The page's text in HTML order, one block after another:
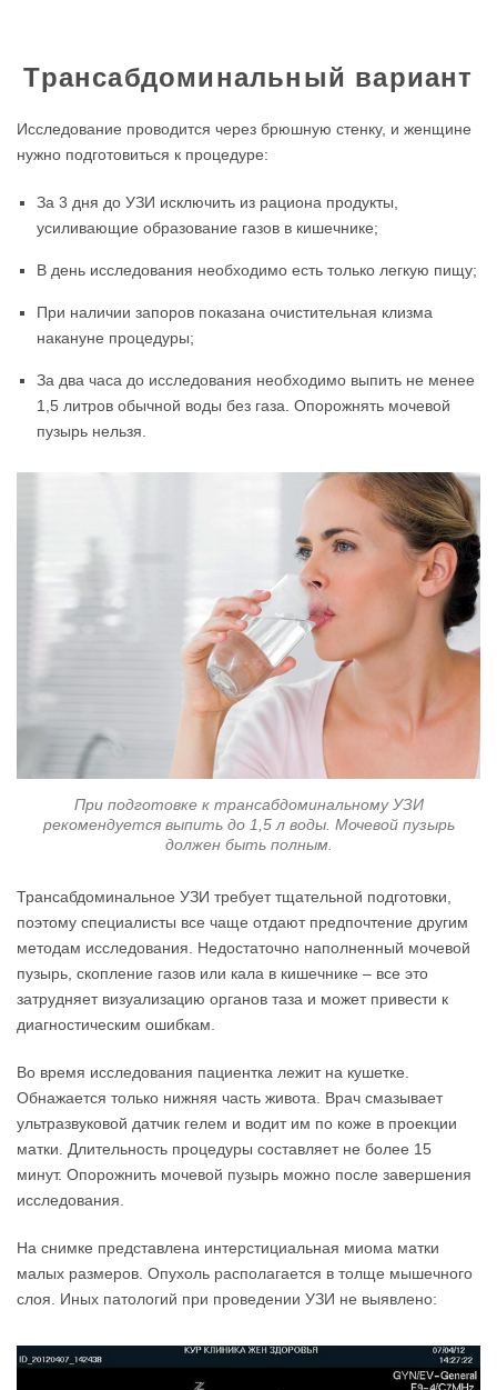
Трансабдоминальный вариант
Исследование проводится через брюшную стенку, и женщине
нужно подготовиться к процедуре:
За 3 дня до УЗИ исключить из рациона продукты,
усиливающие образование газов в кишечнике;
В день исследования необходимо есть только легкую пищу;
При наличии запоров показана очистительная клизма
накануне процедуры;
За два часа до исследования необходимо выпить не менее
1,5 литров обычной воды без газа. Опорожнять мочевой
пузырь нельзя.
При подготовке к трансабдоминальному УЗИ
рекомендуется выпить до 1,5 л воды. Мочевой пузырь
должен быть полным.
Трансабдоминальное УЗИ требует тщательной подготовки,
поэтому специалисты все чаще отдают предпочтение другим
методам исследования. Недостаточно наполненный мочевой
пузырь, скопление газов или кала в кишечнике – все это
затрудняет визуализацию органов таза и может привести к
диагностическим ошибкам.
Во время исследования пациентка лежит на кушетке.
Обнажается только нижняя часть живота. Врач смазывает
ультразвуковой датчик гелем и водит им по коже в проекции
матки. Длительность процедуры составляет не более 15
минут. Опорожнить мочевой пузырь можно после завершения
исследования.
На снимке представлена интерстициальная миома матки
малых размеров. Опухоль располагается в толще мышечного
слоя. Иных патологий при проведении УЗИ не выявлено: